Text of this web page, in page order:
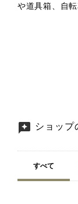
や道具箱、自
ショップ
すべて